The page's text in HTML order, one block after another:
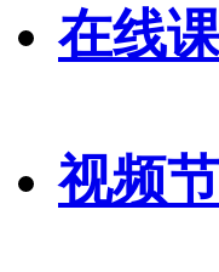
在线
视频